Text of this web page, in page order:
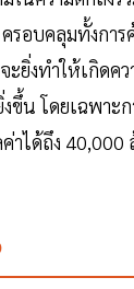
อบคลุมทั้งการ
ะยิ่งทำให้เกิดค
ขึ้น โดยเฉพาะ
ได้ถึง 40,000